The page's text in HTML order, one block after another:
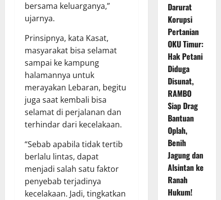
bersama keluarganya,”
ujarnya.
Prinsipnya, kata Kasat,
masyarakat bisa selamat
sampai ke kampung
halamannya untuk
merayakan Lebaran, begitu
juga saat kembali bisa
selamat di perjalanan dan
terhindar dari kecelakaan.
“Sebab apabila tidak tertib
berlalu lintas, dapat
menjadi salah satu faktor
penyebab terjadinya
kecelakaan. Jadi, tingkatkan
Darurat
Korupsi
Pertanian
OKU Timur:
Hak Petani
Diduga
Disunat,
RAMBO
Siap Drag
Bantuan
Oplah,
Benih
Jagung dan
Alsintan ke
Ranah
Hukum!